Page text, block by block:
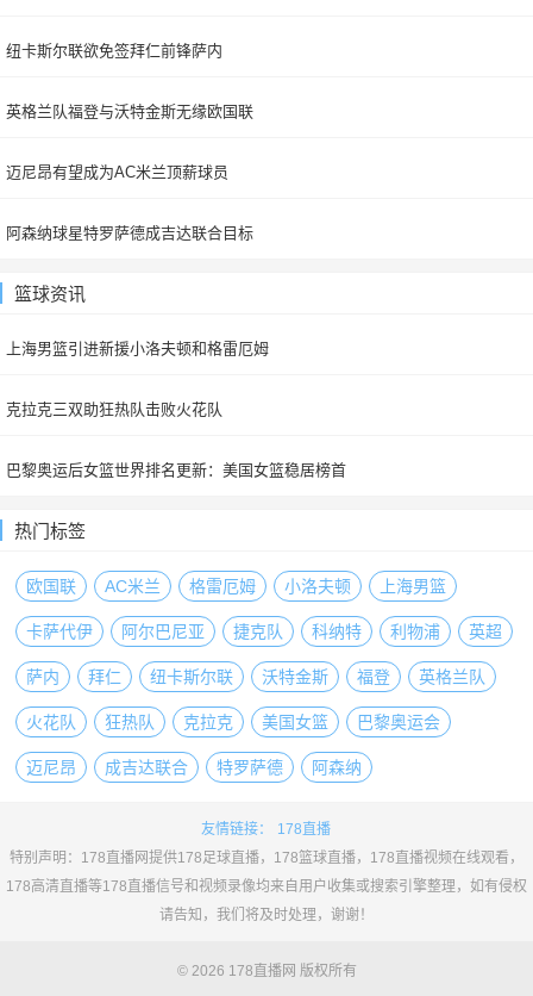
纽卡斯尔联欲免签拜仁前锋萨内
英格兰队福登与沃特金斯无缘欧国联
迈尼昂有望成为AC米兰顶薪球员
阿森纳球星特罗萨德成吉达联合目标
篮球资讯
上海男篮引进新援小洛夫顿和格雷厄姆
克拉克三双助狂热队击败火花队
巴黎奥运后女篮世界排名更新：美国女篮稳居榜首
热门标签
欧国联 AC米兰 格雷厄姆 小洛夫顿 上海男篮
卡萨代伊 阿尔巴尼亚 捷克队 科纳特 利物浦 英超
萨内 拜仁 纽卡斯尔联 沃特金斯 福登 英格兰队
火花队 狂热队 克拉克 美国女篮 巴黎奥运会
迈尼昂 成吉达联合 特罗萨德 阿森纳
友情链接：
178直播
特别声明：178直播网提供178足球直播，178篮球直播，178直播视频在线观看，
178高清直播等178直播信号和视频录像均来自用户收集或搜索引擎整理，如有侵权
请告知，我们将及时处理，谢谢！
© 2026 178直播网 版权所有